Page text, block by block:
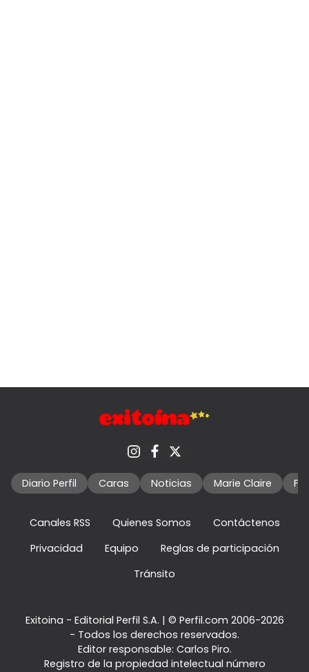
Diario Perfil Caras Noticias Marie Claire
Canales RSS Quienes Somos
Contáctenos
Privacidad
Equipo
Reglas de participación
Tránsito
Exitoina - Editorial Perfil S.A. | © Perfil.com 2006-2026
- Todos los derechos reservados.
Editor responsable: Carlos Piro.
Registro de la propiedad intelectual número